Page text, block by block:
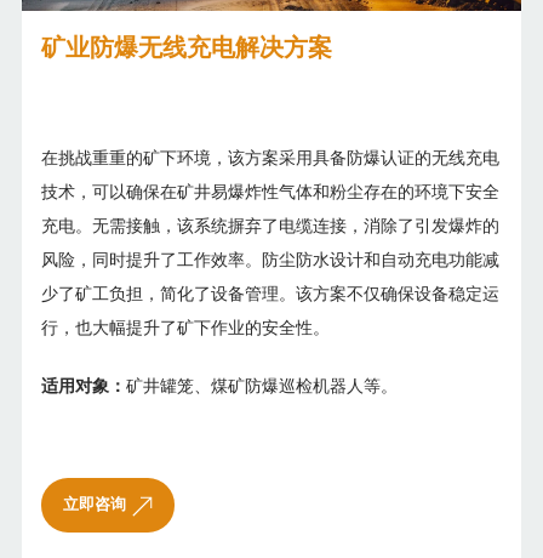
矿业防爆无线充电解决方案
在挑战重重的矿下环境，该方案采用具备防爆认证的无线充电
技术，可以确保在矿井易爆炸性气体和粉尘存在的环境下安全
充电。无需接触，该系统摒弃了电缆连接，消除了引发爆炸的
风险，同时提升了工作效率。防尘防水设计和自动充电功能减
少了矿工负担，简化了设备管理。该方案不仅确保设备稳定运
行，也大幅提升了矿下作业的安全性。
适用对象：矿井罐笼、煤矿防爆巡检机器人等。
立即咨询